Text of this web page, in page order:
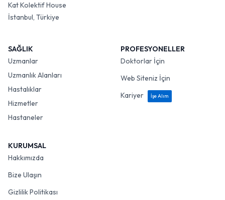
Kat Kolektif House
İstanbul, Türkiye
SAĞLIK
Uzmanlar
Uzmanlık Alanları
Hastalıklar
Hizmetler
Hastaneler
PROFESYONELLER
Doktorlar İçin
Web Siteniz İçin
Kariyer
İşe Alım
KURUMSAL
Hakkımızda
Bize Ulaşın
Gizlilik Politikası